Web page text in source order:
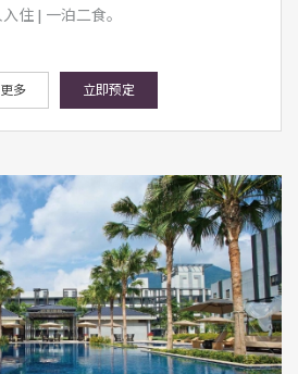
入住 | 一泊二食。
多 立即预定